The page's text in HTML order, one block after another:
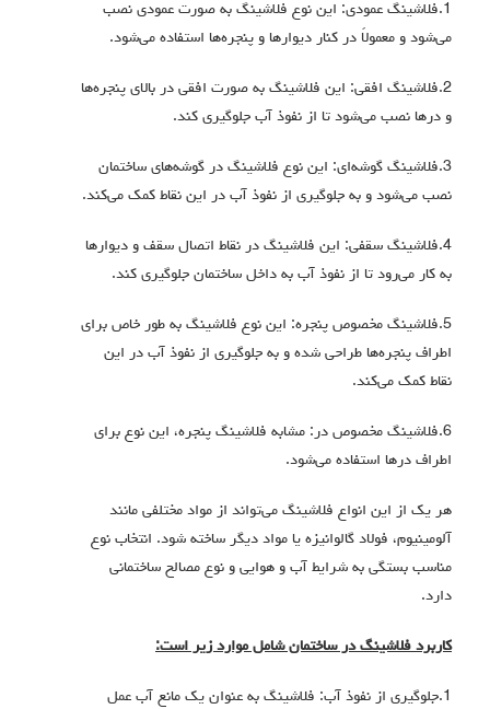
1.فلاشینگ عمودی: این نوع فلاشینگ به صورت عمودی نصب
می‌شود و معمولاً در کنار دیوارها و پنجره‌ها استفاده می‌شود.
2.فلاشینگ افقی: این فلاشینگ به صورت افقی در بالای پنجره‌ها
و درها نصب می‌شود تا از نفوذ آب جلوگیری کند.
3.فلاشینگ گوشه‌ای: این نوع فلاشینگ در گوشه‌های ساختمان
نصب می‌شود و به جلوگیری از نفوذ آب در این نقاط کمک می‌کند.
4.فلاشینگ سقفی: این فلاشینگ در نقاط اتصال سقف و دیوارها
به کار می‌رود تا از نفوذ آب به داخل ساختمان جلوگیری کند.
5.فلاشینگ مخصوص پنجره: این نوع فلاشینگ به طور خاص برای
اطراف پنجره‌ها طراحی شده و به جلوگیری از نفوذ آب در این
نقاط کمک می‌کند.
6.فلاشینگ مخصوص در: مشابه فلاشینگ پنجره، این نوع برای
اطراف درها استفاده می‌شود.
هر یک از این انواع فلاشینگ می‌تواند از مواد مختلفی مانند
آلومینیوم، فولاد گالوانیزه یا مواد دیگر ساخته شود. انتخاب نوع
مناسب بستگی به شرایط آب و هوایی و نوع مصالح ساختمانی
دارد.
کاربرد فلاشینگ در ساختمان شامل موارد زیر است:
1.جلوگیری از نفوذ آب: فلاشینگ به عنوان یک مانع آب عمل